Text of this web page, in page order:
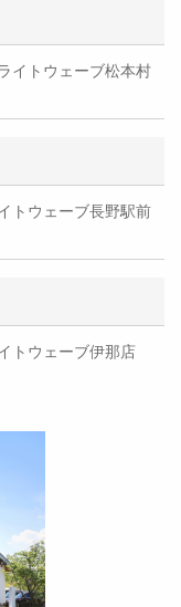
イトウェーブ松本村
トウェーブ長野駅前
トウェーブ伊那店